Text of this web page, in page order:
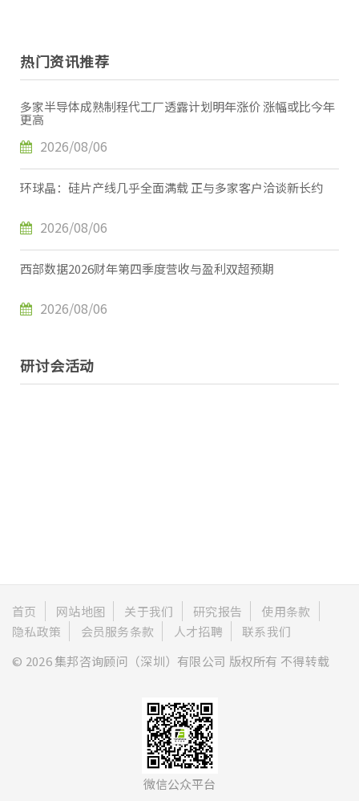
热门资讯推荐
多家半导体成熟制程代工厂透露计划明年涨价 涨幅或比今年
更高
2026/08/06
环球晶：硅片产线几乎全面满载 正与多家客户洽谈新长约
2026/08/06
西部数据2026财年第四季度营收与盈利双超预期
2026/08/06
研讨会活动
首页 网站地图 关于我们 研究报告
使用条款
隐私政策
会员服务条款 人才招聘
联系我们
© 2026 集邦咨询顾问（深圳）有限公司 版权所有 不得转载
微信公众平台